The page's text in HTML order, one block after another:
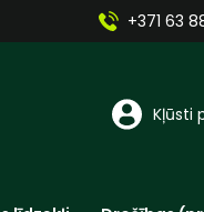
+371 63
Kļūsti